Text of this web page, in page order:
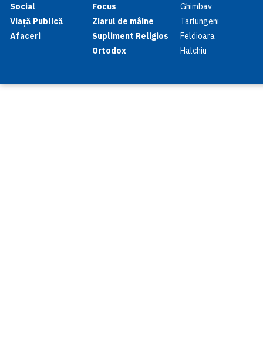
Social
Viață Publică
Afaceri
Focus
Ziarul de mâine
Supliment Religios
Ortodox
Ghimbav
Tarlungeni
Feldioara
Halchiu